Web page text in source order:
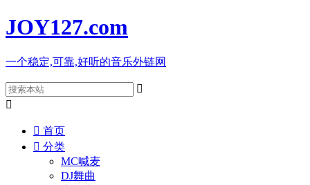
JOY127.com
一个稳定,可靠,好听的音乐外链网


 首页
 分类
MC喊麦
DJ舞曲